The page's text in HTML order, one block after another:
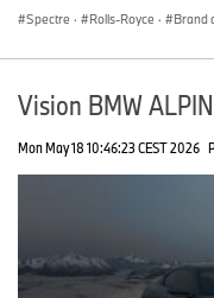
Spectre · Rolls-Royce · Brand
Vision BMW
Mon May 18 10:46:23 CEST 2026